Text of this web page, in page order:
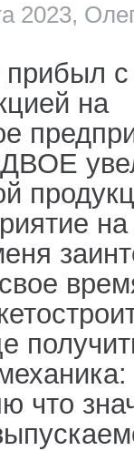
2023,
прибыл с
на
на
что